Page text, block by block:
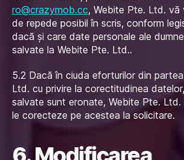
ro@crazymob.cc, Webite Pte. Ltd. vă
de repede posibil în scris, conform
dacă și care date personale ale
salvate la Webite Pte. Ltd..
5.2 Dacă în ciuda eforturilor din
Ltd. cu privire la corectitudinea
salvate sunt eronate, Webite Pte. Ltd.
le corecteze pe acestea la solicitare.